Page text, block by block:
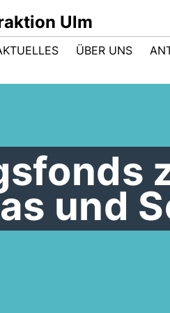
Ulm
ÜBER UNS
und